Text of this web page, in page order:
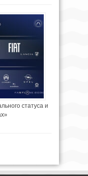
статуса и